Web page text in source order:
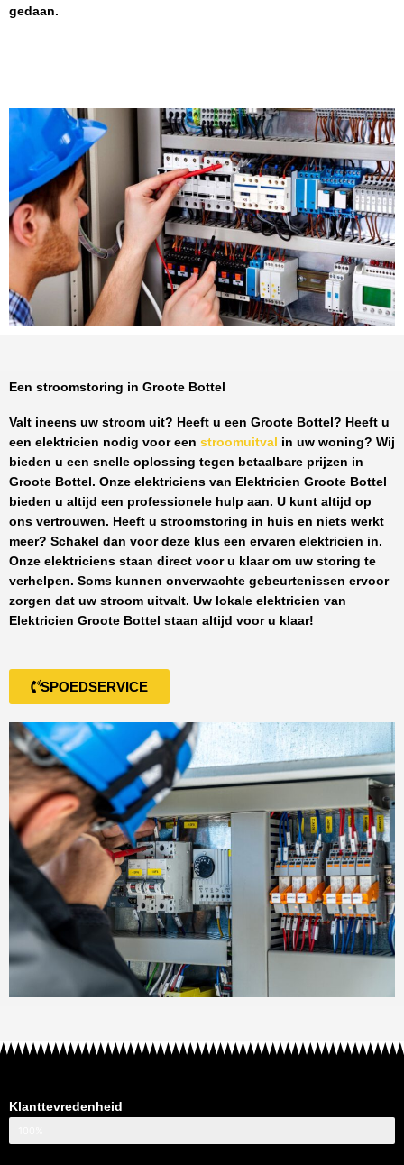
gedaan.
Een stroomstoring in Groote Bottel
Valt ineens uw stroom uit? Heeft u een Groote Bottel ? Heeft u
een elektricien nodig voor een stroomuitval in uw woning? Wij
bieden u een snelle oplossing tegen betaalbare prijzen in
Groote Bottel . Onze elektriciens van Elektricien Groote Bottel
bieden u altijd een professionele hulp aan. U kunt altijd op
ons vertrouwen. Heeft u stroomstoring in huis en niets werkt
meer? Schakel dan voor deze klus een ervaren elektricien in.
Onze elektriciens staan direct voor u klaar om uw storing te
verhelpen. Soms kunnen onverwachte gebeurtenissen ervoor
zorgen dat uw stroom uitvalt. Uw lokale elektricien van
Elektricien Groote Bottel staan altijd voor u klaar!
SPOEDSERVICE
Klanttevredenheid